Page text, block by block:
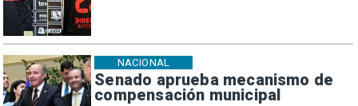
Senado aprueba mecanismo de
compensación municipal
NACIONAL